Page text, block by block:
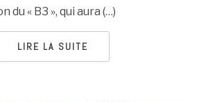
du « B3 », qui aura (…)
LIRE LA SUITE